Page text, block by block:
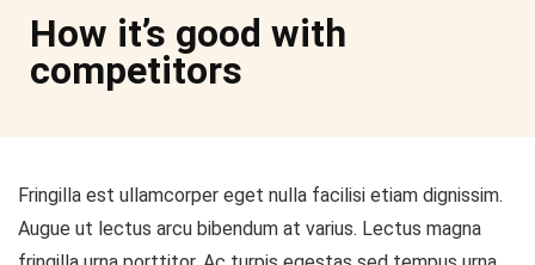
How it’s good with
competitors
Fringilla est ullamcorper eget nulla facilisi etiam dignissim.
Augue ut lectus arcu bibendum at varius. Lectus magna